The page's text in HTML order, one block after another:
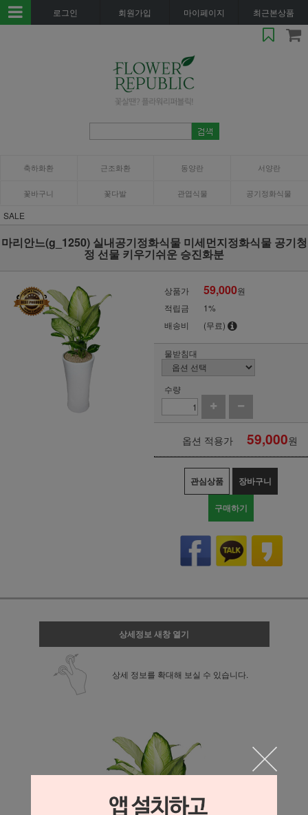
로그인 회원가입 마이페이지 최근본상품
축하화환 근조화환 동양란 서양란
꽃바구니 꽃다발 관엽식물 공기정화식물
SALE
마리안느(g_1250) 실내공기정화식물 미세먼지정화식물 공기청
정 선물 키우기쉬운 승진화분
상품가 59,000원
적립금
1%
배송비
(무료)
물받침대
수량
옵션 적용가 59,000원
관심상품 장바구니
구매하기
상세정보 새창 열기
상세 정보를 확대해 보실 수 있습니다.